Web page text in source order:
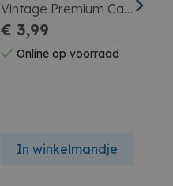
Vintage Premium Car
Assortiment
€ 3,99
Online op voorraad
In winkelmandje